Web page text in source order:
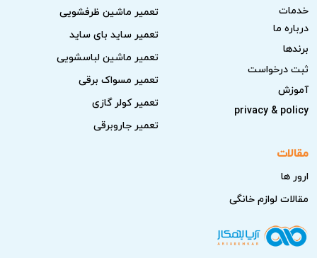
خدمات
درباره ما
برندها
ثبت درخواست
آموزش
privacy & policy
تعمیر ماشین ظرفشویی
تعمیر ساید بای ساید
تعمیر ماشین لباسشویی
تعمیر مسواک برقی
تعمیر کولر گازی
تعمیر جاروبرقی
مقالات
ارور ها
مقالات لوازم خانگی